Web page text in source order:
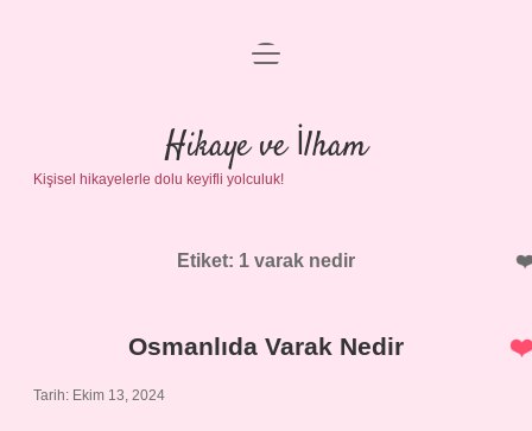
Anasayfa
Gizlilik Politikası
Yasal Uyarı
menüyü
Hikaye ve İlham
Kişisel hikayelerle dolu keyifli yolculuk!
Etiket: 1 varak nedir
Osmanlıda Varak Nedir
Tarih: Ekim 13, 2024